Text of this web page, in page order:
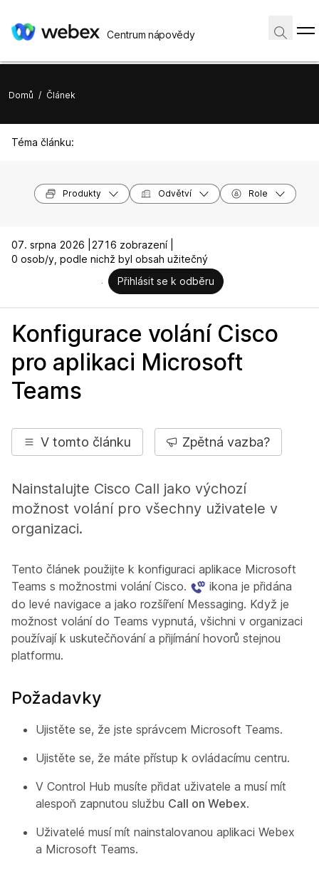
Centrum nápovědy
Domů / Článek
Téma článku:
Produkty Odvětví Role
07. srpna 2026 |
2716 zobrazení |
0 osob/y, podle nichž byl obsah užitečný
Přihlásit se k odběru
Konfigurace volání Cisco
pro aplikaci Microsoft
Teams
V tomto článku Zpětná vazba?
Nainstalujte Cisco Call jako výchozí
možnost volání pro všechny uživatele v
organizaci.
Tento článek použijte k konfiguraci aplikace Microsoft
Teams s možnostmi volání Cisco.
ikona je přidána
do levé navigace a jako rozšíření Messaging. Když je
možnost volání do Teams vypnutá, všichni v organizaci
používají k uskutečňování a přijímání hovorů stejnou
platformu.
Požadavky
Ujistěte se, že jste správcem Microsoft Teams.
Ujistěte se, že máte přístup k ovládacímu centru.
V Control Hub musíte přidat uživatele a musí mít
alespoň zapnutou službu Call on Webex.
Uživatelé musí mít nainstalovanou aplikaci Webex
a Microsoft Teams.